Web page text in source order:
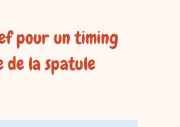
pour un timing
de la spatule